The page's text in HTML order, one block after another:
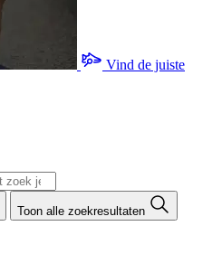
Vind de juiste
Toon alle zoekresultaten